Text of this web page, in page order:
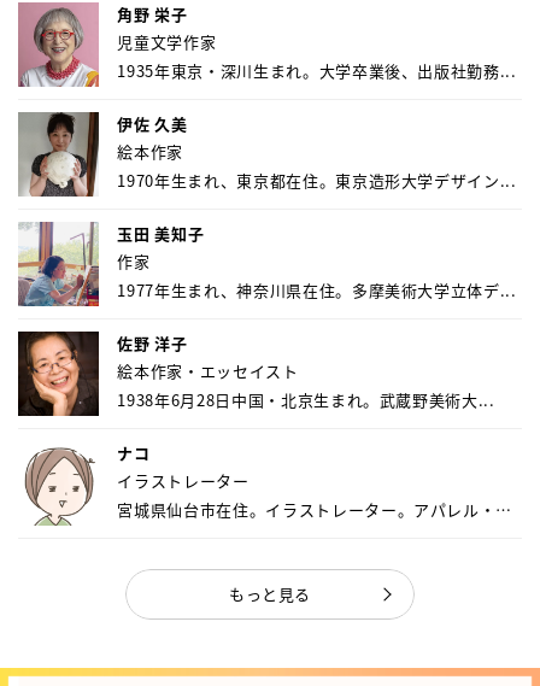
角野 栄子
児童文学作家
1935年東京・深川生まれ。大学卒業後、出版社勤務...
伊佐 久美
絵本作家
1970年生まれ、東京都在住。東京造形大学デザイン...
玉田 美知子
作家
1977年生まれ、神奈川県在住。多摩美術大学立体デ...
佐野 洋子
絵本作家・エッセイスト
1938年6月28日中国・北京生まれ。武蔵野美術大...
ナコ
イラストレーター
宮城県仙台市在住。イラストレーター。アパレル・キ
もっと見る